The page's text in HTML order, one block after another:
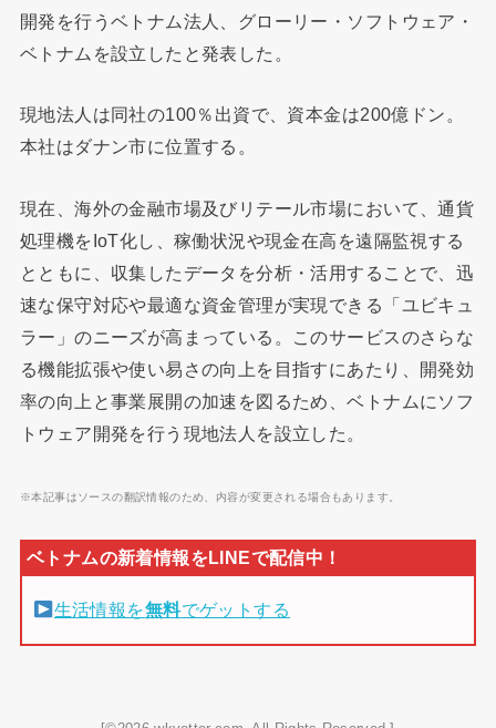
開発を行うベトナム法人、グローリー・ソフトウェア・
ベトナムを設立したと発表した。
現地法人は同社の100％出資で、資本金は200億ドン。
本社はダナン市に位置する。
現在、海外の金融市場及びリテール市場において、通貨
処理機をIoT化し、稼働状況や現金在高を遠隔監視する
とともに、収集したデータを分析・活用することで、迅
速な保守対応や最適な資金管理が実現できる「ユビキュ
ラー」のニーズが高まっている。このサービスのさらな
る機能拡張や使い易さの向上を目指すにあたり、開発効
率の向上と事業展開の加速を図るため、ベトナムにソフ
トウェア開発を行う現地法人を設立した。
※本記事はソースの翻訳情報のため、内容が変更される場合もあります。
生活情報を無料でゲットする